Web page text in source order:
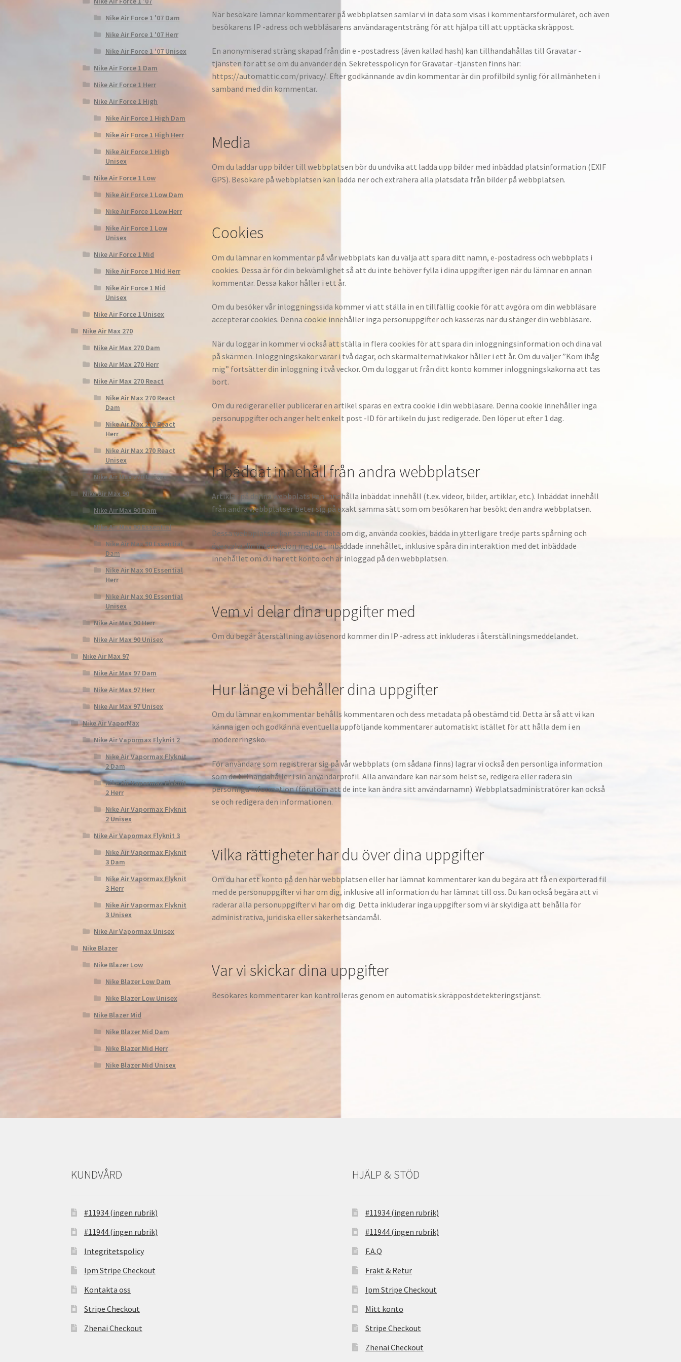
När besökare lämnar kommentarer på webbplatsen samlar vi in data som visas i kommentarsformuläret, och även
besökarens IP -adress och webbläsarens användaragentsträng för att hjälpa till att upptäcka skräppost.
En anonymiserad sträng skapad från din e -postadress (även kallad hash) kan tillhandahållas till Gravatar -
tjänsten för att se om du använder den. Sekretesspolicyn för Gravatar -tjänsten finns här:
https://automattic.com/privacy/. Efter godkännande av din kommentar är din profilbild synlig för allmänheten i
samband med din kommentar.
Media
Om du laddar upp bilder till webbplatsen bör du undvika att ladda upp bilder med inbäddad platsinformation (EXIF
GPS). Besökare på webbplatsen kan ladda ner och extrahera alla platsdata från bilder på webbplatsen.
Cookies
Om du lämnar en kommentar på vår webbplats kan du välja att spara ditt namn, e-postadress och webbplats i
cookies. Dessa är för din bekvämlighet så att du inte behöver fylla i dina uppgifter igen när du lämnar en annan
kommentar. Dessa kakor håller i ett år.
Om du besöker vår inloggningssida kommer vi att ställa in en tillfällig cookie för att avgöra om din webbläsare
accepterar cookies. Denna cookie innehåller inga personuppgifter och kasseras när du stänger din webbläsare.
När du loggar in kommer vi också att ställa in flera cookies för att spara din inloggningsinformation och dina val
på skärmen. Inloggningskakor varar i två dagar, och skärmalternativkakor håller i ett år. Om du väljer ”Kom ihåg
mig” fortsätter din inloggning i två veckor. Om du loggar ut från ditt konto kommer inloggningskakorna att tas
bort.
Om du redigerar eller publicerar en artikel sparas en extra cookie i din webbläsare. Denna cookie innehåller inga
personuppgifter och anger helt enkelt post -ID för artikeln du just redigerade. Den löper ut efter 1 dag.
Inbäddat innehåll från andra webbplatser
Artiklar på denna webbplats kan innehålla inbäddat innehåll (t.ex. videor, bilder, artiklar, etc.). Inbäddat innehåll
från andra webbplatser beter sig på exakt samma sätt som om besökaren har besökt den andra webbplatsen.
Dessa webbplatser kan samla in data om dig, använda cookies, bädda in ytterligare tredje parts spårning och
övervaka din interaktion med det inbäddade innehållet, inklusive spåra din interaktion med det inbäddade
innehållet om du har ett konto och är inloggad på den webbplatsen.
Vem vi delar dina uppgifter med
Om du begär återställning av lösenord kommer din IP -adress att inkluderas i återställningsmeddelandet.
Hur länge vi behåller dina uppgifter
Om du lämnar en kommentar behålls kommentaren och dess metadata på obestämd tid. Detta är så att vi kan
känna igen och godkänna eventuella uppföljande kommentarer automatiskt istället för att hålla dem i en
modereringskö.
För användare som registrerar sig på vår webbplats (om sådana finns) lagrar vi också den personliga information
som de tillhandahåller i sin användarprofil. Alla användare kan när som helst se, redigera eller radera sin
personliga information (förutom att de inte kan ändra sitt användarnamn). Webbplatsadministratörer kan också
se och redigera den informationen.
Vilka rättigheter har du över dina uppgifter
Om du har ett konto på den här webbplatsen eller har lämnat kommentarer kan du begära att få en exporterad fil
med de personuppgifter vi har om dig, inklusive all information du har lämnat till oss. Du kan också begära att vi
raderar alla personuppgifter vi har om dig. Detta inkluderar inga uppgifter som vi är skyldiga att behålla för
administrativa, juridiska eller säkerhetsändamål.
Var vi skickar dina uppgifter
Besökares kommentarer kan kontrolleras genom en automatisk skräppostdetekteringstjänst.
Nike Air Force 1 '07 Dam
Nike Air Force 1 '07 Herr
Nike Air Force 1 '07 Unisex
Nike Air Force 1 Dam
Nike Air Force 1 Herr
Nike Air Force 1 High
Nike Air Force 1 High Dam
Nike Air Force 1 High Herr
Nike Air Force 1 High
Unisex
Nike Air Force 1 Low
Nike Air Force 1 Low Dam
Nike Air Force 1 Low Herr
Nike Air Force 1 Low
Unisex
Nike Air Force 1 Mid
Nike Air Force 1 Mid Herr
Nike Air Force 1 Mid
Unisex
Nike Air Force 1 Unisex
Nike Air Max 270
Nike Air Max 270 Dam
Nike Air Max 270 Herr
Nike Air Max 270 React
Nike Air Max 270 React
Dam
Nike Air Max 270 React
Herr
Nike Air Max 270 React
Unisex
Nike Air Max 270 Unisex
Nike Air Max 90
Nike Air Max 90 Dam
Nike Air Max 90 Essential
Nike Air Max 90 Essential
Dam
Nike Air Max 90 Essential
Herr
Nike Air Max 90 Essential
Unisex
Nike Air Max 90 Herr
Nike Air Max 90 Unisex
Nike Air Max 97
Nike Air Max 97 Dam
Nike Air Max 97 Herr
Nike Air Max 97 Unisex
Nike Air VaporMax
Nike Air Vapormax Flyknit 2
Nike Air Vapormax Flyknit
2 Dam
Nike Air Vapormax Flyknit
2 Herr
Nike Air Vapormax Flyknit
2 Unisex
Nike Air Vapormax Flyknit 3
Nike Air Vapormax Flyknit
3 Dam
Nike Air Vapormax Flyknit
3 Herr
Nike Air Vapormax Flyknit
3 Unisex
Nike Air Vapormax Unisex
Nike Blazer
Nike Blazer Low
Nike Blazer Low Dam
Nike Blazer Low Unisex
Nike Blazer Mid
Nike Blazer Mid Dam
Nike Blazer Mid Herr
Nike Blazer Mid Unisex
KUNDVÅRD
#11934 (ingen rubrik)
#11944 (ingen rubrik)
Integritetspolicy
Ipm Stripe Checkout
Kontakta oss
Stripe Checkout
Zhenai Checkout
HJÄLP & STÖD
#11934 (ingen rubrik)
#11944 (ingen rubrik)
F.A.Q
Frakt & Retur
Ipm Stripe Checkout
Mitt konto
Stripe Checkout
Zhenai Checkout